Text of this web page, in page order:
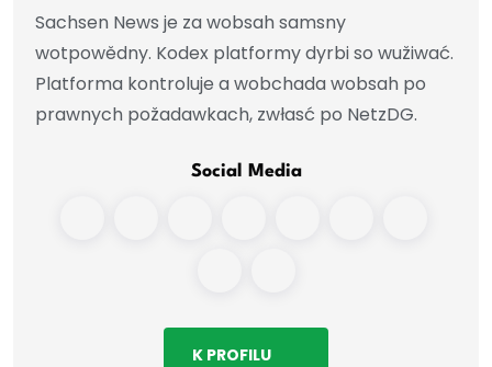
Sachsen News je za wobsah samsny
wotpowědny. Kodex platformy dyrbi so wužiwać.
Platforma kontroluje a wobchada wobsah po
prawnych požadawkach, zwłasć po NetzDG.
Social Media
K PROFILU